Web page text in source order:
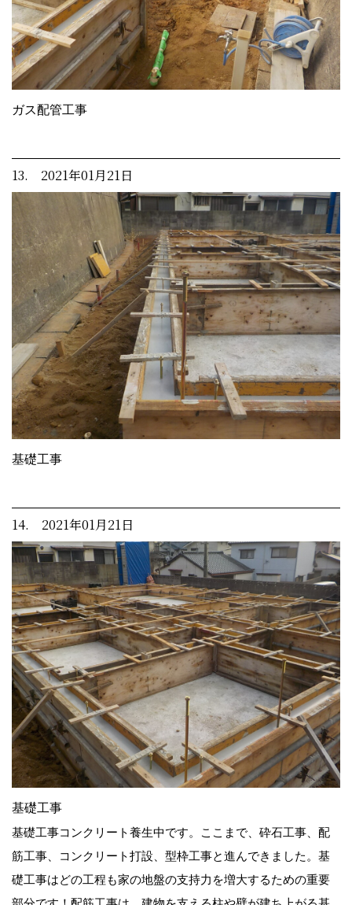
ガス配管工事
13. 2021年01月21日
基礎工事
14. 2021年01月21日
基礎工事
基礎工事コンクリート養生中です。ここまで、砕石工事、配
筋工事、コンクリート打設、型枠工事と進んできました。基
礎工事はどの工程も家の地盤の支持力を増大するための重要